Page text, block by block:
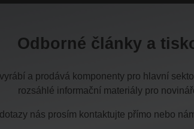
Odborné články a
a prodává komponenty pro hlavní
rozsáhlé informační materiály pro
nás prosím kontaktujte přímo nebo